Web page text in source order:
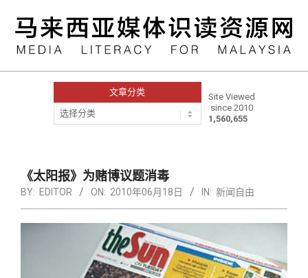
content
文章分类
文
章
Site Viewed
since 2010
1,560,655
Navigation
Menu
《太阳报》为赌博议题消毒
BY: EDITOR ON: 2010年06月18日 IN: 新闻自由